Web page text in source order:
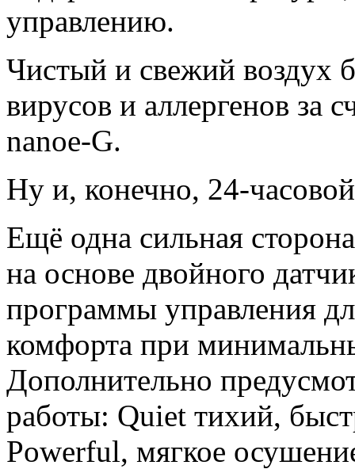
управлению.
Чистый и свежий воздух
вирусов и аллергенов за
nanoe-G.
Ну и, конечно, 24-
Ещё одна сильная
на основе двойного
программы управления
комфорта при
Дополнительно
работы: Quiet тихий,
Powerful, мягкое